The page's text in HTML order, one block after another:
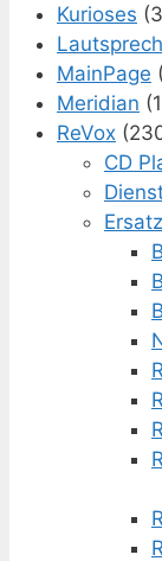
Kurioses
MainPage
Meridian
ReVox
CD